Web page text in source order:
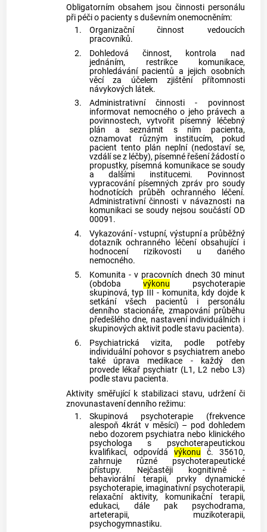
Obligatorním obsahem jsou činnosti personálu
při péči o pacienty s duševním onemocněním:
1.
Organizační činnost vedoucích
pracovníků.
2.
Dohledová činnost, kontrola nad
jednáním, restrikce komunikace,
prohledávání pacientů a jejich osobních
věcí za účelem zjištění přítomnosti
návykových látek.
3.
Administrativní činnosti - povinnost
informovat nemocného o jeho právech a
povinnostech, vytvořit písemný léčebný
plán a seznámit s ním pacienta,
oznamovat různým institucím, pokud
pacient tento plán neplní (nedostaví se,
vzdálí se z léčby), písemné řešení žádostí o
propustky, písemná komunikace se soudy
a dalšími institucemi. Povinnost
vypracování písemných zpráv pro soudy
hodnotících průběh ochranného léčení.
Administrativní činnosti v návaznosti na
komunikaci se soudy nejsou součástí OD
00091.
4.
Vykazování - vstupní, výstupní a průběžný
dotazník ochranného léčení obsahující i
hodnocení rizikovosti u daného
nemocného.
5.
Komunita - v pracovních dnech 30 minut
(obdobavýkonu psychoterapie
skupinová, typ III - komunita, kdy dojde k
setkání všech pacientů i personálu
denního stacionáře, zmapování průběhu
předešlého dne, nastavení individuálních i
skupinových aktivit podle stavu pacienta).
6.
Psychiatrická vizita, podle potřeby
individuální pohovor s psychiatrem anebo
také úprava medikace - každý den
provede lékař psychiatr (L1, L2 nebo L3)
podle stavu pacienta.
Aktivity směřující k stabilizaci stavu, udržení či
znovunastavení denního režimu:
1.
Skupinová psychoterapie (frekvence
alespoň 4krát v měsíci) – pod dohledem
nebo dozorem psychiatra nebo klinického
psychologa s psychoterapeutickou
kvalifikací, odpovídá výkonu č. 35610,
zahrnuje různé psychoterapeutické
přístupy. Nejčastěji kognitivně -
behaviorální terapii, prvky dynamické
psychoterapie, imaginativní psychoterapii,
relaxační aktivity, komunikační terapii,
edukaci, dále pak psychodrama,
arteterapii, muzikoterapii,
psychogymnastiku.